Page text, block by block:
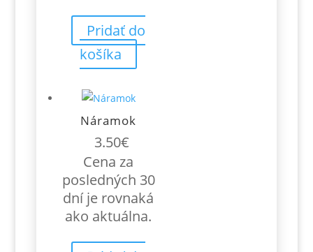
Pridať do
košíka
Náramok
3.50€
Cena za
posledných 30
dní je rovnaká
ako aktuálna.